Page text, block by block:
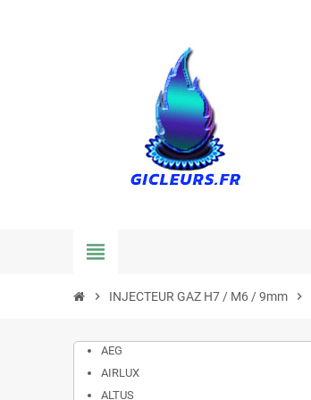
view_headline
chevron_right INJECTEUR GAZ H7 / M6 / 9mm chevron_right
AEG
AIRLUX
ALTUS